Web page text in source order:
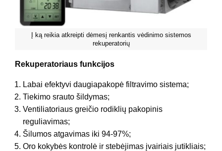
Į ką reikia atkreipti dėmesį renkantis vėdinimo sistemos
rekuperatorių
Rekuperatoriaus funkcijos
Labai efektyvi daugiapakopė filtravimo sistema;
Tiekimo srauto šildymas;
Ventiliatoriaus greičio rodiklių pakopinis
reguliavimas;
Šilumos atgavimas iki 94-97%;
Oro kokybės kontrolė ir stebėjimas įvairiais jutikliais;